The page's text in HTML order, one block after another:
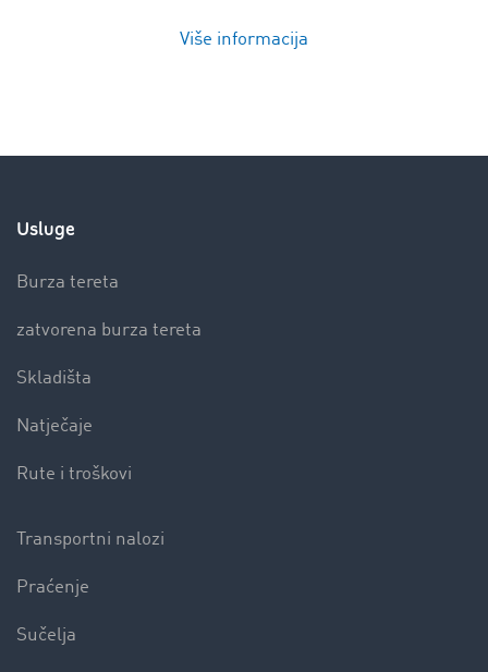
Više informacija
Usluge
Burza tereta
zatvorena burza tereta
Skladišta
Natječaje
Rute i troškovi
Transportni nalozi
Praćenje
Sučelja